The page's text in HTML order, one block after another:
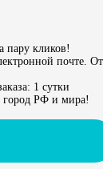
пару кликов!
почте.
1 сутки
РФ и мира!